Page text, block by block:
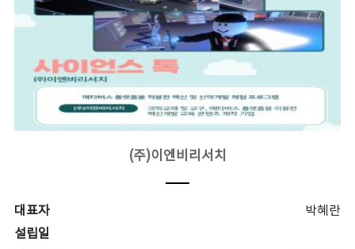
(주)이엔비리서치
대표자
박혜란
설립일